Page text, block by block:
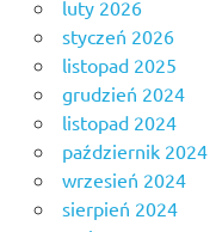
luty 2026
styczeń 2026
listopad 2025
grudzień 2024
listopad 2024
październik 2024
wrzesień 2024
sierpień 2024